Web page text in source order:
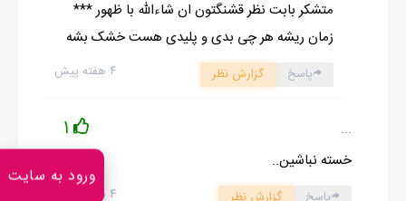
متشکر بابت نظر قشنگتون ان شاءالله با ظهور ***
زمان ریشه هر چی بدی و پلیدی هست خشک بشه
۴ هفته پیش پاسخ گزارش نظر
...
1
خسته نباشین..
۴ هفته پیش
ورود به سایت